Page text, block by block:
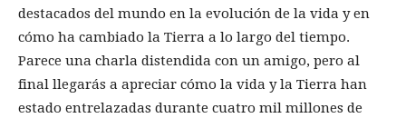
destacados del mundo en la evolución de la vida y en
cómo ha cambiado la Tierra a lo largo del tiempo.
Parece una charla distendida con un amigo, pero al
final llegarás a apreciar cómo la vida y la Tierra han
estado entrelazadas durante cuatro mil millones de